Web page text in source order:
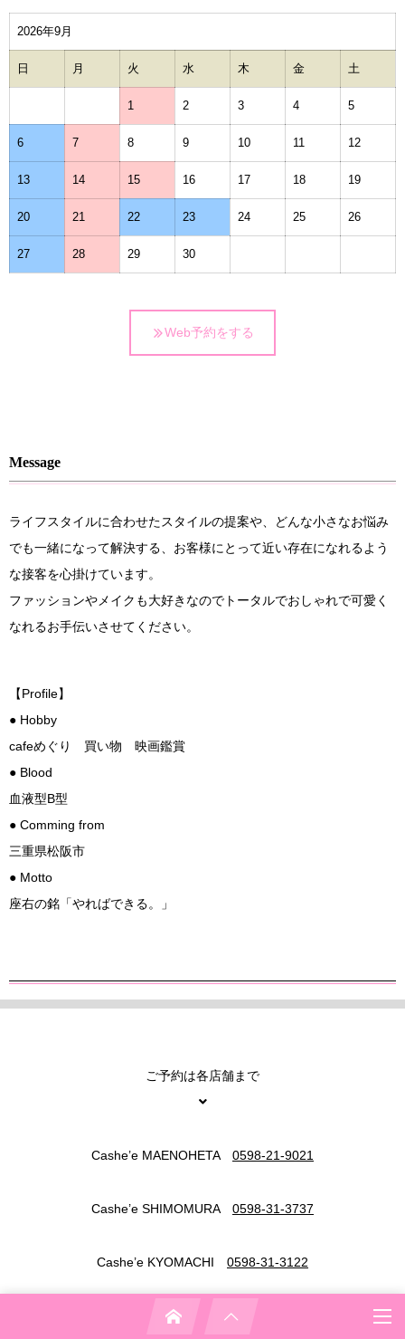
2026年9月
日 月 火 水 木 金 土
1 2 3 4 5
6 7 8 9 10 11 12
13 14 15 16 17 18 19
20 21 22 23 24 25 26
27 28 29 30
Web予約をする
Message
ライフスタイルに合わせたスタイルの提案や、どんな小さなお悩み
でも一緒になって解決する、お客様にとって近い存在になれるよう
な接客を心掛けています。
ファッションやメイクも大好きなのでトータルでおしゃれで可愛く
なれるお手伝いさせてください。
【Profile】
● Hobby
cafeめぐり 買い物 映画鑑賞
● Blood
血液型B型
● Comming from
三重県松阪市
● Motto
座右の銘「やればできる。」
ご予約は各店舗まで
Cashe’e MAENOHETA 0598-21-9021
Cashe’e SHIMOMURA 0598-31-3737
Cashe’e KYOMACHI 0598-31-3122